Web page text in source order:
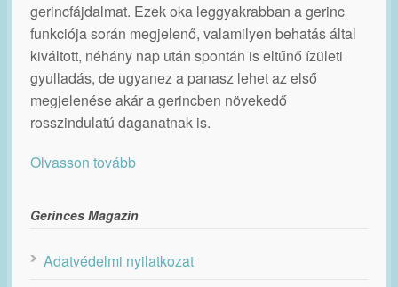
gerincfájdalmat. Ezek oka leggyakrabban a gerinc
funkciója során megjelenő, valamilyen behatás által
kiváltott, néhány nap után spontán is eltűnő ízületi
gyulladás, de ugyanez a panasz lehet az első
megjelenése akár a gerincben növekedő
rosszindulatú daganatnak is.
Olvasson tovább
Gerinces Magazin
Adatvédelmi nyilatkozat